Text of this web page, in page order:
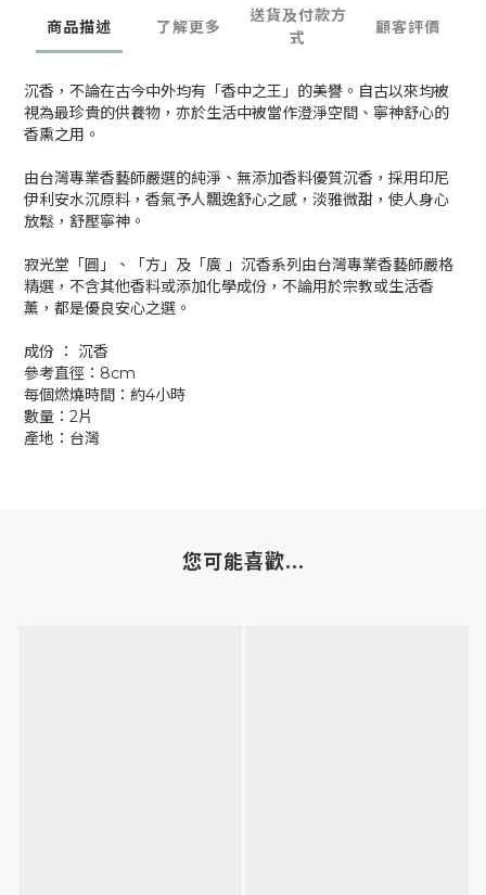
商品描述 了解更多
送貨及付款方
式
顧客評價
沉香，不論在古今中外均有「香中之王」的美譽。自古以來均被
視為最珍貴的供養物，亦於生活中被當作澄淨空間、寧神舒心的
香熏之用。
由台灣專業香藝師嚴選的純淨、無添加香料優質沉香，採用印尼
伊利安水沉原料，香氣予人飄逸舒心之感，淡雅微甜，使人身心
放鬆，舒壓寧神。
寂光堂「圓」、「方」及「廣 」沉香系列由台灣專業香藝師嚴格
精選，不含其他香料或添加化學成份，不論用於宗教或生活香
薰，都是優良安心之選。
成份 ： 沉香
參考直徑：8cm
每個燃燒時間：約4小時
數量：2片
產地：台灣
您可能喜歡...